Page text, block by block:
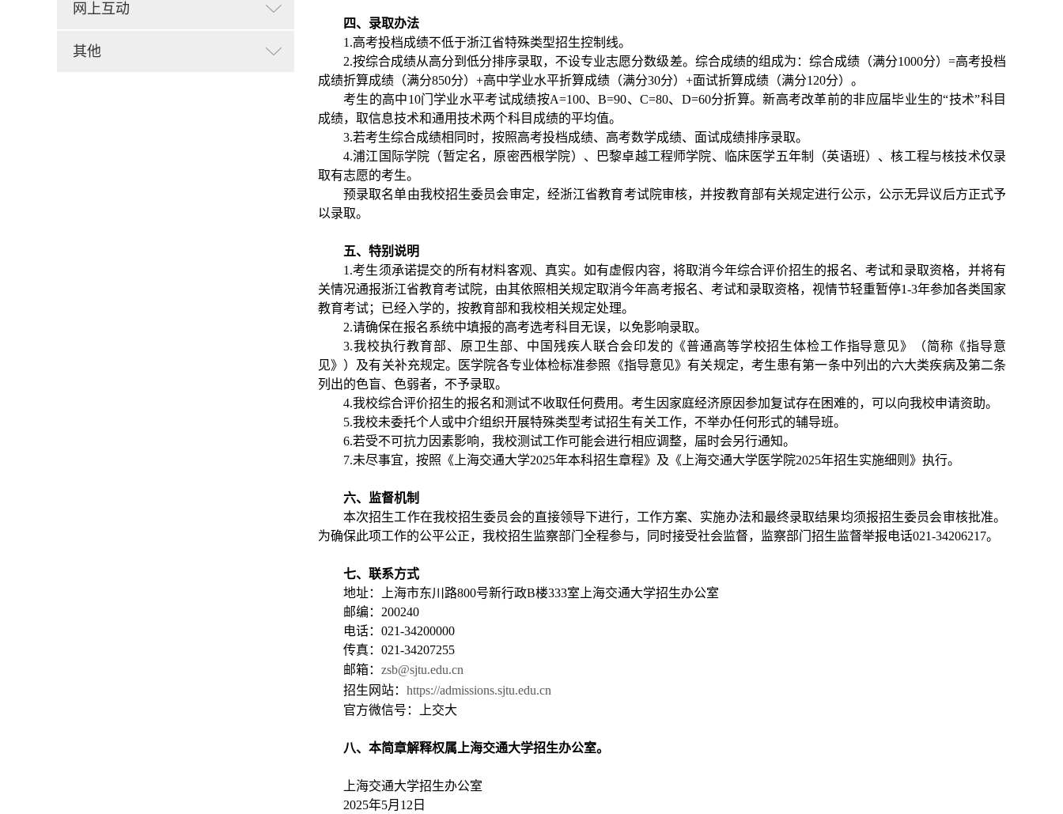
网上互动
其他
四、录取办法
1.高考投档成绩不低于浙江省特殊类型招生控制线。
2.按综合成绩从高分到低分排序录取，不设专业志愿分数级差。综合成绩的组成为：综合成绩（满分1000分）=高考投档
成绩折算成绩（满分850分）+高中学业水平折算成绩（满分30分）+面试折算成绩（满分120分）。
考生的高中10门学业水平考试成绩按A=100、B=90、C=80、D=60分折算。新高考改革前的非应届毕业生的“技术”科目
成绩，取信息技术和通用技术两个科目成绩的平均值。
3.若考生综合成绩相同时，按照高考投档成绩、高考数学成绩、面试成绩排序录取。
4.浦江国际学院（暂定名，原密西根学院）、巴黎卓越工程师学院、临床医学五年制（英语班）、核工程与核技术仅录
取有志愿的考生。
预录取名单由我校招生委员会审定，经浙江省教育考试院审核，并按教育部有关规定进行公示，公示无异议后方正式予
以录取。
五、特别说明
1.考生须承诺提交的所有材料客观、真实。如有虚假内容，将取消今年综合评价招生的报名、考试和录取资格，并将有
关情况通报浙江省教育考试院，由其依照相关规定取消今年高考报名、考试和录取资格，视情节轻重暂停1-3年参加各类国家
教育考试；已经入学的，按教育部和我校相关规定处理。
2.请确保在报名系统中填报的高考选考科目无误，以免影响录取。
3.我校执行教育部、原卫生部、中国残疾人联合会印发的《普通高等学校招生体检工作指导意见》（简称《指导意
见》）及有关补充规定。医学院各专业体检标准参照《指导意见》有关规定，考生患有第一条中列出的六大类疾病及第二条
列出的色盲、色弱者，不予录取。
4.我校综合评价招生的报名和测试不收取任何费用。考生因家庭经济原因参加复试存在困难的，可以向我校申请资助。
5.我校未委托个人或中介组织开展特殊类型考试招生有关工作，不举办任何形式的辅导班。
6.若受不可抗力因素影响，我校测试工作可能会进行相应调整，届时会另行通知。
7.未尽事宜，按照《上海交通大学2025年本科招生章程》及《上海交通大学医学院2025年招生实施细则》执行。
六、监督机制
本次招生工作在我校招生委员会的直接领导下进行，工作方案、实施办法和最终录取结果均须报招生委员会审核批准。
为确保此项工作的公平公正，我校招生监察部门全程参与，同时接受社会监督，监察部门招生监督举报电话021-34206217。
七、联系方式
地址：上海市东川路800号新行政B楼333室上海交通大学招生办公室
邮编：200240
电话：021-34200000
传真：021-34207255
邮箱： zsb@sjtu.edu.cn
招生网站： https://admissions.sjtu.edu.cn
官方微信号：上交大
八、本简章解释权属上海交通大学招生办公室。
上海交通大学招生办公室
2025年5月12日